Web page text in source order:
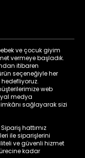
ve çocuk giyim
vermeye başladık.
itibaren
seçeneğiyle her
web
medya
sağlayarak sizi
hattımız
ile siparişlerini
ve güvenli hizmet
kadar